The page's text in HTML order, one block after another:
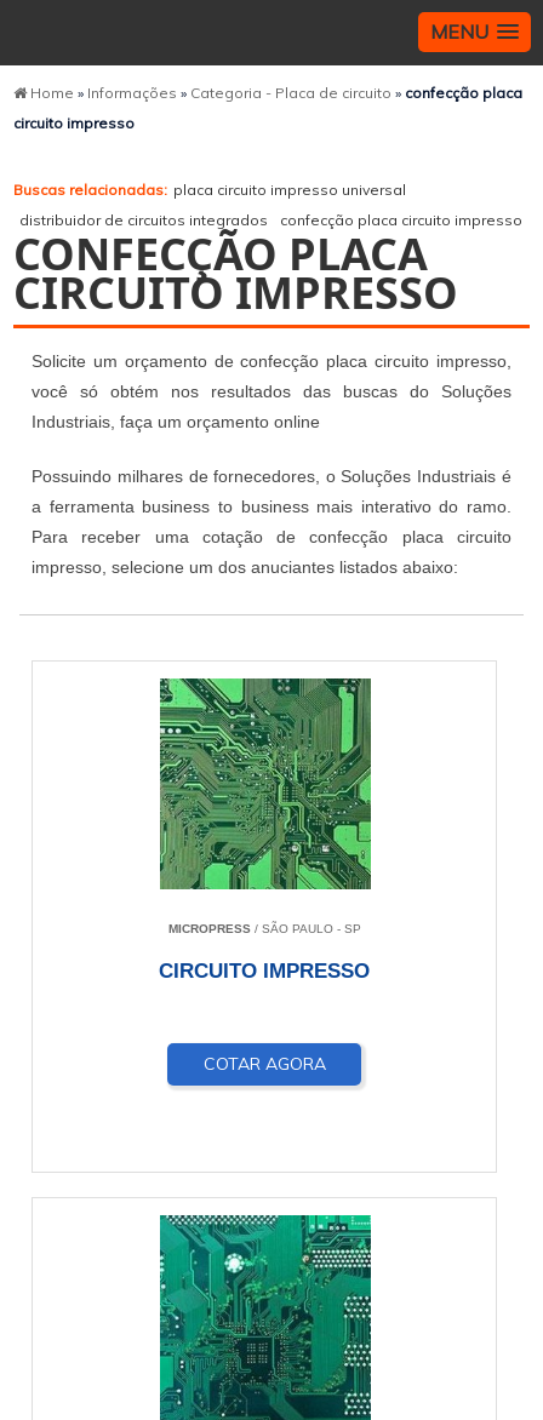
MENU
Home » Informações» Categoria - Placa de circuito» confecção placa
circuito impresso
Buscas relacionadas: placa circuito impresso universal
distribuidor de circuitos integrados
confecção placa circuito impresso
CONFECÇÃO PLACA
CIRCUITO IMPRESSO
Solicite um orçamento de confecção placa circuito impresso,
você só obtém nos resultados das buscas do Soluções
Industriais, faça um orçamento online
Possuindo milhares de fornecedores, o Soluções Industriais é
a ferramenta business to business mais interativo do ramo.
Para receber uma cotação de confecção placa circuito
impresso, selecione um dos anuciantes listados abaixo:
MICROPRESS/ SÃO PAULO - SP
CIRCUITO IMPRESSO
COTAR AGORA